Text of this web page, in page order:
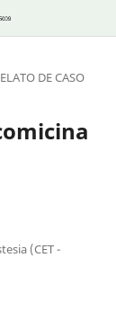
DE CASO
(CET -